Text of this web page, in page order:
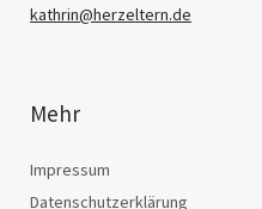
kathrin@herzeltern.de
Mehr
Impressum
Datenschutzerklärung